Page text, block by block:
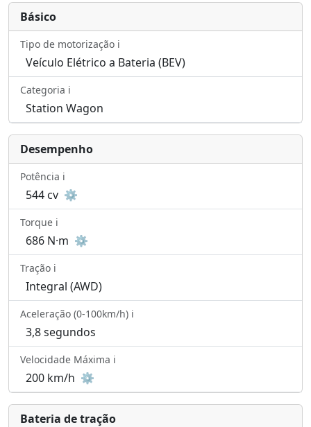
Básico
Tipo de motorização ℹ️
Veículo Elétrico a Bateria (BEV)
Categoria ℹ️
Station Wagon
Desempenho
Potência ℹ️
544 cv ⚙️
Torque ℹ️
686 N·m ⚙️
Tração ℹ️
Integral (AWD)
Aceleração (0-100km/h) ℹ️
3,8 segundos
Velocidade Máxima ℹ️
200 km/h ⚙️
Bateria de tração